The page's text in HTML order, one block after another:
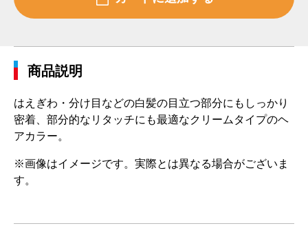
商品説明
はえぎわ・分け目などの白髪の目立つ部分にもしっかり
密着、部分的なリタッチにも最適なクリームタイプのヘ
アカラー。
※画像はイメージです。実際とは異なる場合がございま
す。